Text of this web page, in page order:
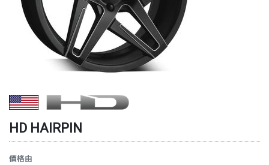
HD HAIRPIN
價格由